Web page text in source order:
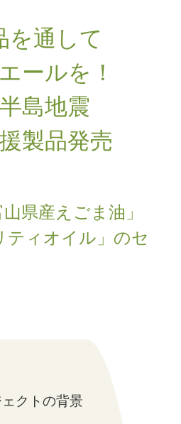
を通して
ールを！
島地震
製品発売
県産えごま油」
ティオイル」のセ
クトの背景